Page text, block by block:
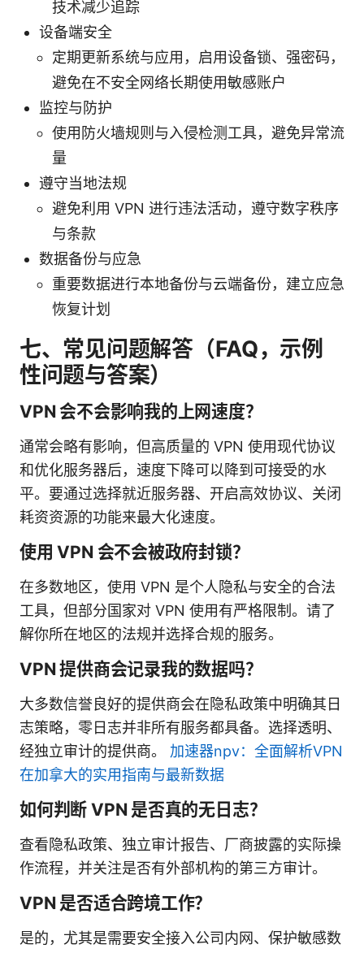
技术减少追踪
设备端安全
定期更新系统与应用，启用设备锁、强密码，
避免在不安全网络长期使用敏感账户
监控与防护
使用防火墙规则与入侵检测工具，避免异常流
量
遵守当地法规
避免利用 VPN 进行违法活动，遵守数字秩序
与条款
数据备份与应急
重要数据进行本地备份与云端备份，建立应急
恢复计划
七、常见问题解答（FAQ，示例
性问题与答案）
VPN 会不会影响我的上网速度？
通常会略有影响，但高质量的 VPN 使用现代协议
和优化服务器后，速度下降可以降到可接受的水
平。要通过选择就近服务器、开启高效协议、关闭
耗资资源的功能来最大化速度。
使用 VPN 会不会被政府封锁？
在多数地区，使用 VPN 是个人隐私与安全的合法
工具，但部分国家对 VPN 使用有严格限制。请了
解你所在地区的法规并选择合规的服务。
VPN 提供商会记录我的数据吗？
大多数信誉良好的提供商会在隐私政策中明确其日
志策略，零日志并非所有服务都具备。选择透明、
经独立审计的提供商。 加速器npv：全面解析VPN
在加拿大的实用指南与最新数据
如何判断 VPN 是否真的无日志？
查看隐私政策、独立审计报告、厂商披露的实际操
作流程，并关注是否有外部机构的第三方审计。
VPN 是否适合跨境工作？
是的，尤其是需要安全接入公司内网、保护敏感数